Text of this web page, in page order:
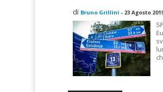
di Bruno Grillini - 23 Agosto